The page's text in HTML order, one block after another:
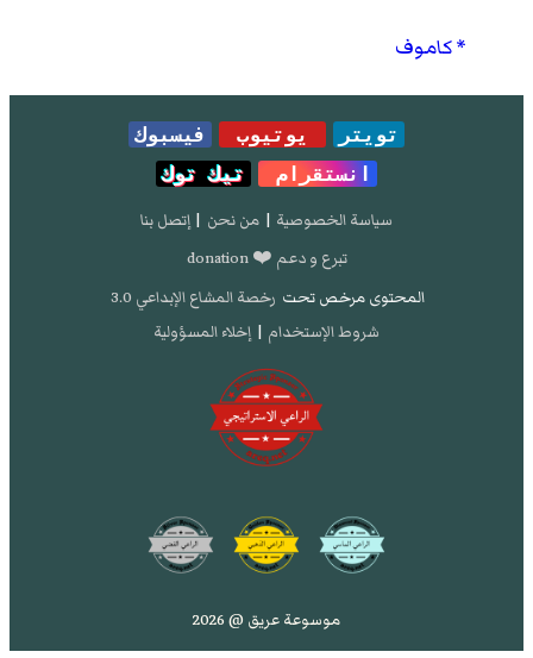
كاموف
تويتر يوتيوب
فيسبوك
انستقرام
تيك توك
سياسة الخصوصية | من نحن | إتصل بنا
تبرع و دعم ❤️ donation
المحتوى مرخص تحت رخصة المشاع الإبداعي 3.0
شروط الإستخدام | إخلاء المسؤولية
موسوعة عريق @ 2026